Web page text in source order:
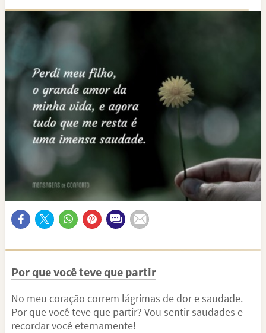
Por que você teve que partir
No meu coração correm lágrimas de dor e saudade.
Por que você teve que partir? Vou sentir saudades e
recordar você eternamente!